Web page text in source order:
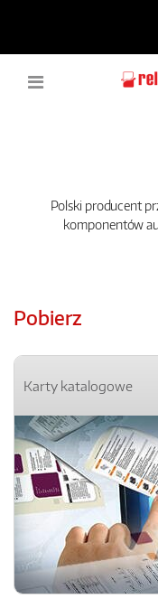
Polski producent
komponentów
Pobierz
Karty katalogowe